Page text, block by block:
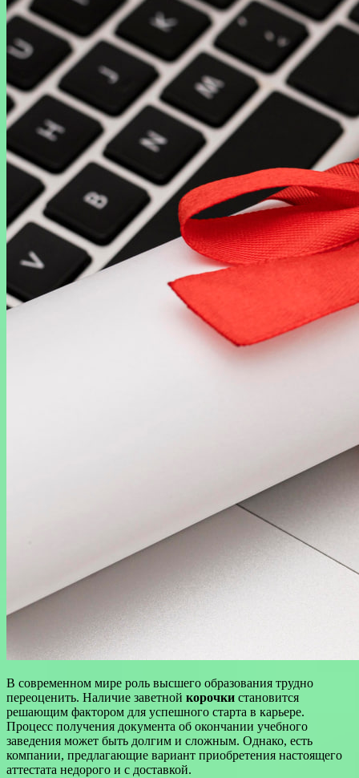
В современном мире роль высшего образования трудно
переоценить. Наличие заветной корочки становится
решающим фактором для успешного старта в карьере.
Процесс получения документа об окончании учебного
заведения может быть долгим и сложным. Однако, есть
компании, предлагающие вариант приобретения настоящего
аттестата недорого и с доставкой.